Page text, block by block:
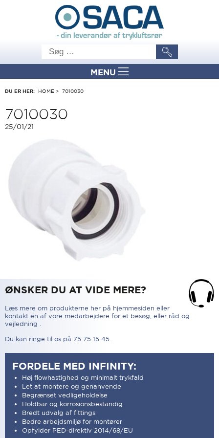
MENU
DU ER HER: HOME > 7010030
7010030
25/01/21
ØNSKER DU AT VIDE MERE?
Læs mere om produkterne her på hjemmesiden eller
kontakt en af vore medarbejdere for et besøg, eller råd og
vejledning .
Du kan ringe til os på 75 75 15 45.
FORDELE MED INFINITY:
Høj flowhastighed og minimalt trykfald
Let at montere og genanvende
Begrænset vedligeholdelse
Holdbar og korrosionsbestandig
Bredt udvalg af fittings
Bedre arbejdsmiljø for montører
Opfylder PED-direktiv 2014/68/EU